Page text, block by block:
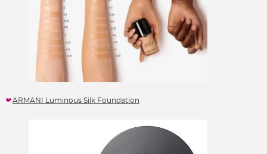
ARMANI Luminous Silk Foundation